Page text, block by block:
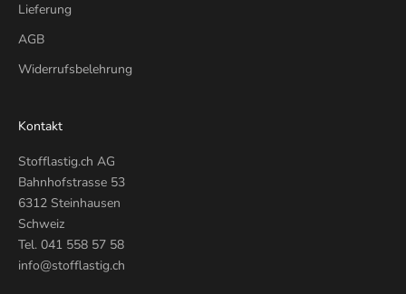
Lieferung
AGB
Widerrufsbelehrung
Kontakt
Stofflastig.ch AG
Bahnhofstrasse 53
6312 Steinhausen
Schweiz
Tel. 041 558 57 58
info@stofflastig.ch